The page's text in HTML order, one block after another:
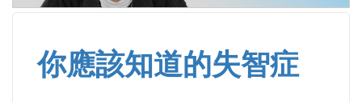
你應該知道的失智症